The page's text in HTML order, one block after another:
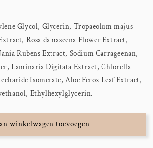
Glycol, Glycerin, Tropaeolum majus
Rosa damascena Flower Extract,
Rubens Extract, Sodium Carrageenan,
Laminaria Digitata Extract, Chlorella
Isomerate, Aloe Ferox Leaf Extract,
Ethylhexylglycerin.
winkelwagen toevoegen